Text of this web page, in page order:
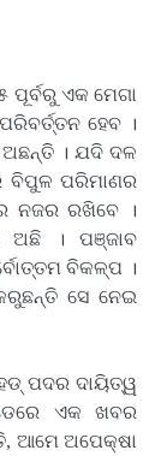
ଏକ ମେଗା
ହେବ ।
ଅଛନ୍ତି । ଯଦି ଦଳ
ବିପୁଳ ପରିମାଣର
ନଜର ରଖିବେ ।
ଅଛି । ପଞ୍ଜାବ
ବିକଳ୍ପ ।
ସେ ନେଇ
ପଦର ଦାୟିତ୍ୱ
ଏକ ଖବର
ଆମେ ଅପେକ୍ଷା